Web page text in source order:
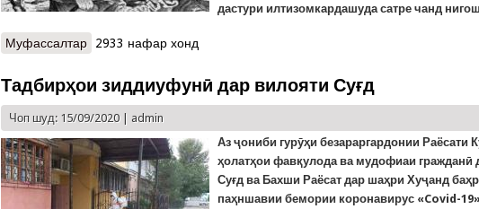
дастури илтизомкардашуда сатре чанд
Муфассалтар о Аҳмад – махдуми Дониш, машҳур ба Аҳмади Калла. (таваллуд
2933 нафар хонд
Тадбирҳои зиддиуфунӣ дар вилояти Суғд
Чоп шуд: 15/09/2020 | admin
Аз ҷониби гурӯҳи безараргардонии Раёсати
ҳолатҳои фавқулода ва мудофиаи гражданӣ
Суғд ва Бахши Раёсат дар шаҳри Хуҷанд
паҳншавии бемории коронавирус «Covid-